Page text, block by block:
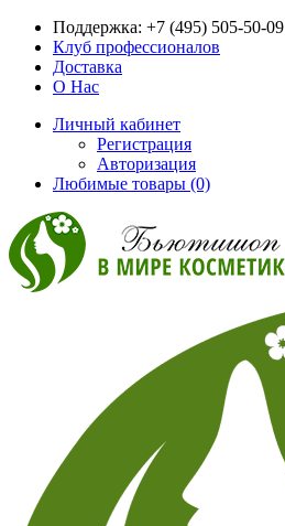
Поддержка: +7 (495) 505-50-09
Клуб профессионалов
Доставка
О Нас
Личный кабинет
Регистрация
Авторизация
Любимые товары (0)